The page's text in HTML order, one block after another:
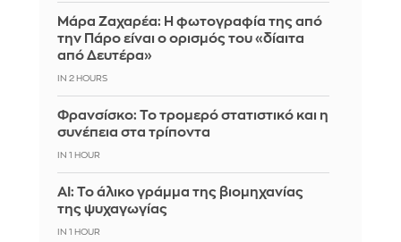
Μάρα Ζαχαρέα: Η φωτογραφία της από
την Πάρο είναι ο ορισμός του «δίαιτα
από Δευτέρα»
IN 2 HOURS
Φρανσίσκο: Το τρομερό στατιστικό και η
συνέπεια στα τρίποντα
IN 1 HOUR
AI: Το άλικο γράμμα της βιομηχανίας
της ψυχαγωγίας
IN 1 HOUR